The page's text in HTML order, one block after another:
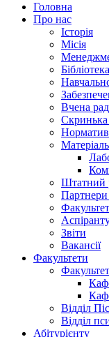
Головна
Про нас
Історія
Місія
Бібліотека
Вчена
Скринька
Штатний
Партнери
Звіти
Вакансії
Факультети
Відділ
Відділ
Абітурієнту